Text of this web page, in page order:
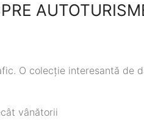
O colecție interesantă
vânătorii